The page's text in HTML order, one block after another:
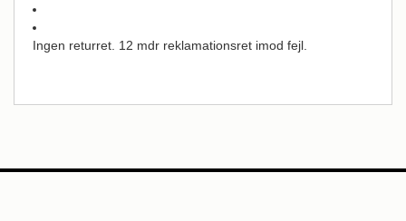
Ingen returret. 12 mdr reklamationsret imod fejl.